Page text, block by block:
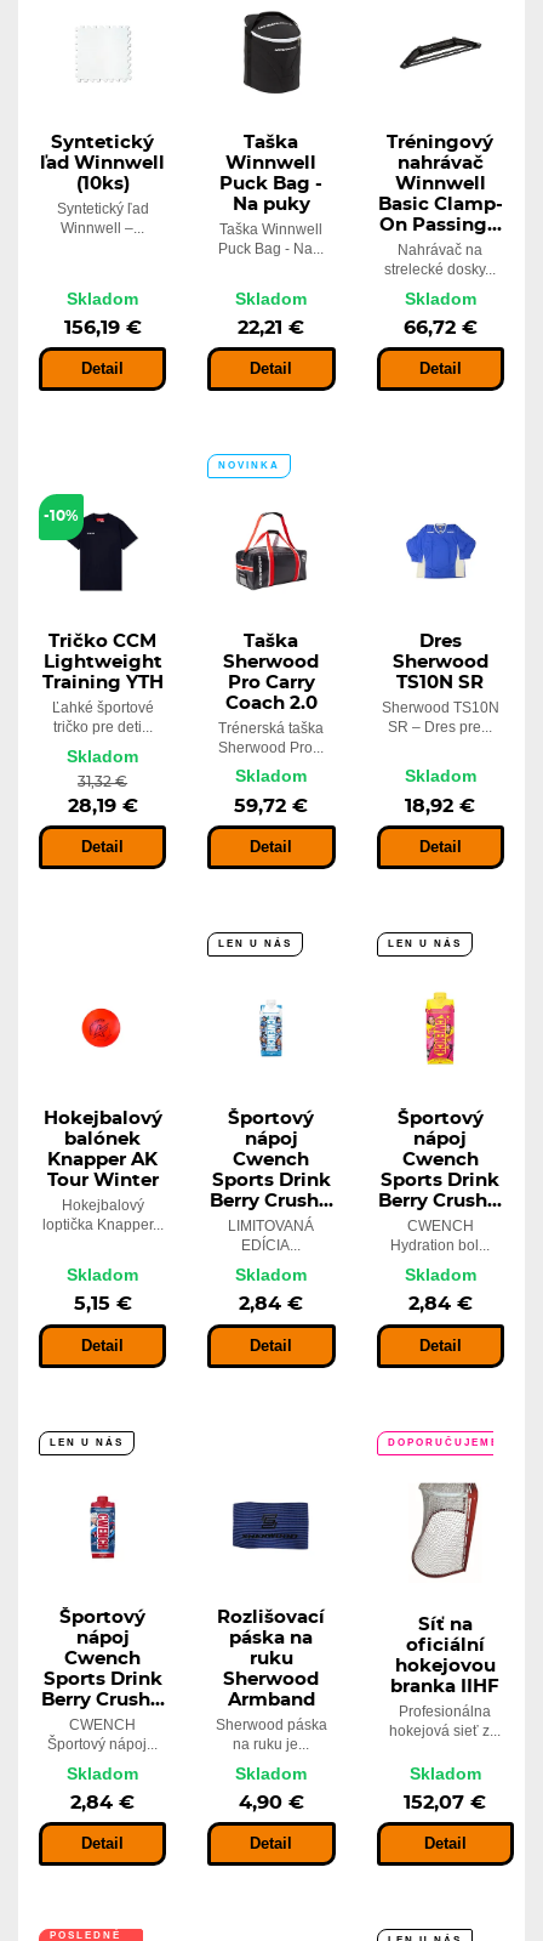
Syntetický
ľad Winnwell
(10ks)
Syntetický ľad
Winnwell –...
Skladom
156,19 €
Detail
Taška
Winnwell
Puck Bag -
Na puky
Taška Winnwell
Puck Bag - Na...
Skladom
22,21 €
Detail
Tréningový
nahrávač
Winnwell
Basic Clamp-
On Passing...
Nahrávač na
strelecké dosky...
Skladom
66,72 €
Detail
-10%
Tričko CCM
Lightweight
Training YTH
Ľahké športové
tričko pre deti...
Skladom
31,32 €
28,19 €
Detail
NOVINKA
Taška
Sherwood
Pro Carry
Coach 2.0
Trénerská taška
Sherwood Pro...
Skladom
59,72 €
Detail
Dres
Sherwood
TS10N SR
Sherwood TS10N
SR – Dres pre...
Skladom
18,92 €
Detail
Hokejbalový
balónek
Knapper AK
Tour Winter
Hokejbalový
loptička Knapper...
Skladom
5,15 €
Detail
LEN U NÁS
Športový
nápoj
Cwench
Sports Drink
Berry Crush...
LIMITOVANÁ
EDÍCIA...
Skladom
2,84 €
Detail
LEN U NÁS
Športový
nápoj
Cwench
Sports Drink
Berry Crush...
CWENCH
Hydration bol...
Skladom
2,84 €
Detail
LEN U NÁS
Športový
nápoj
Cwench
Sports Drink
Berry Crush...
CWENCH
Športový nápoj...
Skladom
2,84 €
Detail
Rozlišovací
páska na
ruku
Sherwood
Armband
Sherwood páska
na ruku je...
Skladom
4,90 €
Detail
DOPORUČUJEME
Síť na
oficiální
hokejovou
branka IIHF
Profesionálna
hokejová sieť z...
Skladom
152,07 €
Detail
POSLEDNÉ